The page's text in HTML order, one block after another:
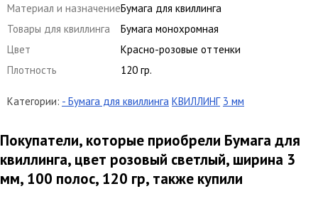
Материал и назначениеБумага для квиллинга
Товары для квиллинга
Бумага монохромная
Цвет
Красно-розовые оттенки
Плотность
120 гр.
Категории: - Бумага для квиллинга КВИЛЛИНГ 3 мм
Покупатели, которые приобрели Бумага для
квиллинга, цвет розовый светлый, ширина 3
мм, 100 полос, 120 гр, также купили